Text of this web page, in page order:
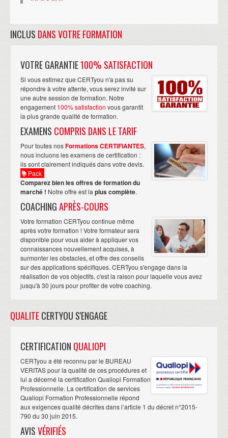
INCLUS DANS VOTRE FORMATION
VOTRE GARANTIE100% SATISFACTION
Si vous estimez que CERTyou n'a pas su
répondre à votre attente, vous serez invité sur
une autre session de formation. Notre
engagement 100% satisfaction vous garantit
la plus grande qualité de formation.
EXAMENS COMPRIS DANS LE TARIF
Pour toutes nosFormations CERTIFIANTES,
nous incluons les examens de certification :
ils sont clairement indiqués dans votre devis.
Pack
Comparez bien les offres de formation du
marché ! Notre offre est la plus complète.
COACHINGAPRÈS-COURS
Votre formation CERTyou continue même
après votre formation ! Votre formateur sera
disponible pour vous aider à appliquer vos
connaissances nouvellement acquises, à
surmonter les obstacles, et offre des conseils
sur des applications spécifiques. CERTyou s'engage dans la
réalisation de vos objectifs, c'est la raison pour laquelle vous avez
jusqu'à 30 jours pour profiter de votre coaching.
QUALITECERTYOU S'ENGAGE
CERTIFICATION QUALIOPI
CERTyou a été reconnu par le BUREAU
VERITAS pour la qualité de ces procédures et
lui a décerné la certification Qualiopi Formation
Professionnelle. La certification de services
Qualiopi Formation Professionnelle répond
aux exigences qualité décrites dans l’article 1 du décret n°2015-
790 du 30 juin 2015.
AVISVÉRIFIÉS